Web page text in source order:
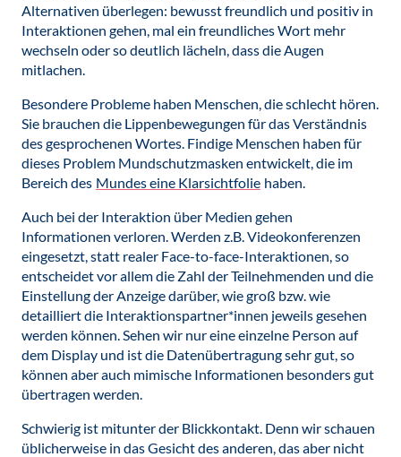
Alternativen überlegen: bewusst freundlich und positiv in
Interaktionen gehen, mal ein freundliches Wort mehr
wechseln oder so deutlich lächeln, dass die Augen
mitlachen.
Besondere Probleme haben Menschen, die schlecht hören.
Sie brauchen die Lippenbewegungen für das Verständnis
des gesprochenen Wortes. Findige Menschen haben für
dieses Problem Mundschutzmasken entwickelt, die im
Bereich des Mundes eine Klarsichtfolie haben.
Auch bei der Interaktion über Medien gehen
Informationen verloren. Werden z.B. Videokonferenzen
eingesetzt, statt realer Face-to-face-Interaktionen, so
entscheidet vor allem die Zahl der Teilnehmenden und die
Einstellung der Anzeige darüber, wie groß bzw. wie
detailliert die Interaktionspartner*innen jeweils gesehen
werden können. Sehen wir nur eine einzelne Person auf
dem Display und ist die Datenübertragung sehr gut, so
können aber auch mimische Informationen besonders gut
übertragen werden.
Schwierig ist mitunter der Blickkontakt. Denn wir schauen
üblicherweise in das Gesicht des anderen, das aber nicht